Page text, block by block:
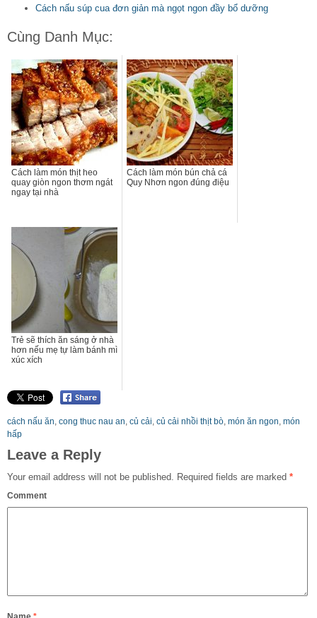
Cách nấu súp cua đơn giản mà ngọt ngon đầy bổ dưỡng
Cùng Danh Mục:
Cách làm món thịt heo
quay giòn ngon thơm ngát
ngay tại nhà
Cách làm món bún chả cá
Quy Nhơn ngon đúng điệu
Trẻ sẽ thích ăn sáng ở nhà
hơn nếu mẹ tự làm bánh mì
xúc xích
cách nấu ăn, cong thuc nau an, củ cải, củ cải nhồi thịt bò, món ăn ngon, món
hấp
Leave a Reply
Your email address will not be published. Required fields are marked *
Comment